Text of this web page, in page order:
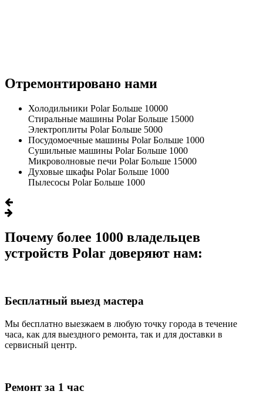
Отремонтировано нами
Холодильники Polar Больше 10000
Стиральные машины Polar Больше 15000
Электроплиты Polar Больше 5000
Посудомоечные машины Polar Больше 1000
Сушильные машины Polar Больше 1000
Микроволновые печи Polar Больше 15000
Духовые шкафы Polar Больше 1000
Пылесосы Polar Больше 1000
Почему более 1000 владельцев
устройств Polar доверяют нам:
Бесплатный выезд мастера
Мы бесплатно выезжаем в любую точку города в течение
часа, как для выездного ремонта, так и для доставки в
сервисный центр.
Ремонт за 1 час